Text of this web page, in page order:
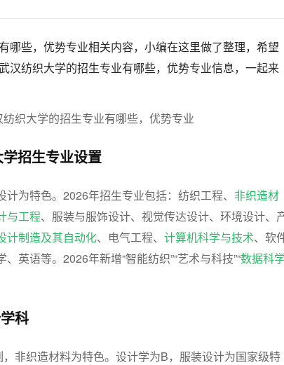
哪些，优势专业相关内容，小编在这里做了整理，希望
汉纺织大学的招生专业有哪些，优势专业信息，一起来
招生专业设置
为特色。2026年招生专业包括：纺织工程、 非织造材
与工程、服装与服饰设计、视觉传达设计、环境设计、
计制造及其自动化、电气工程、 计算机科学与技术、软
英语等。2026年新增“智能纺织”“艺术与科技”“数据科
科
非织造材料为特色。设计学为B，服装设计为国家级特